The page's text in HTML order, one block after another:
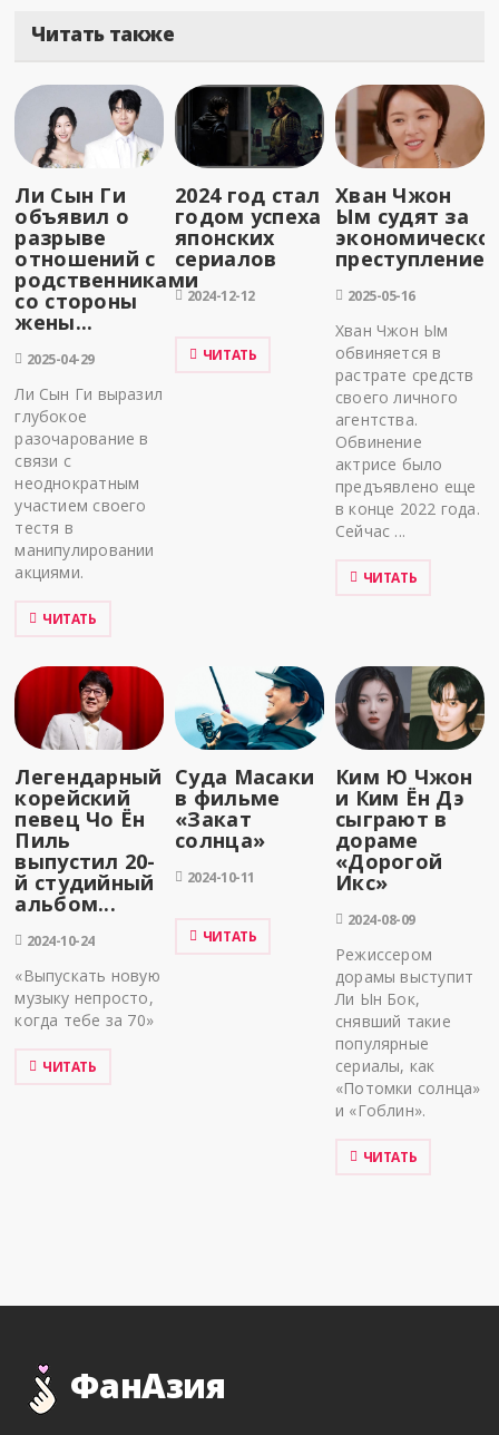
Читать также
Ли Сын Ги
объявил о
разрыве
отношений с
родственниками
со стороны
жены...
2025-04-29
Ли Сын Ги выразил
глубокое
разочарование в
связи с
неоднократным
участием своего
тестя в
манипулировании
акциями.
ЧИТАТЬ
2024 год стал
годом успеха
японских
сериалов
2024-12-12
ЧИТАТЬ
Хван Чжон
Ым судят за
преступление
2025-05-16
Хван Чжон Ым
обвиняется в
растрате средств
своего личного
агентства.
Обвинение
актрисе было
предъявлено еще
в конце 2022 года.
Сейчас ...
ЧИТАТЬ
Легендарный
корейский
певец Чо Ён
Пиль
выпустил 20-
й студийный
альбом...
2024-10-24
«Выпускать новую
музыку непросто,
когда тебе за 70»
ЧИТАТЬ
Суда Масаки
в фильме
«Закат
солнца»
2024-10-11
ЧИТАТЬ
Ким Ю Чжон
и Ким Ён Дэ
сыграют в
дораме
«Дорогой
Икс»
2024-08-09
Режиссером
дорамы выступит
Ли Ын Бок,
снявший такие
популярные
сериалы, как
«Потомки солнца»
и «Гоблин».
ЧИТАТЬ
ФанАзия